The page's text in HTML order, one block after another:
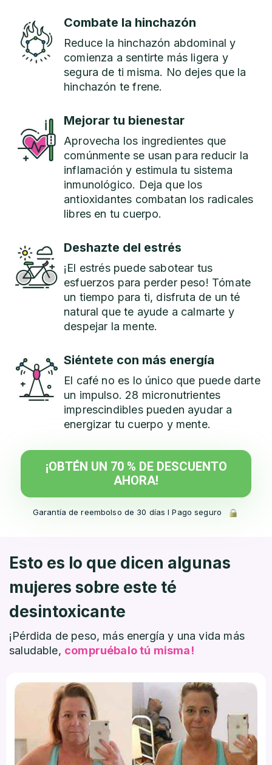
Combate la hinchazón
Reduce la hinchazón abdominal y
comienza a sentirte más ligera y
segura de ti misma. No dejes que la
hinchazón te frene.
Mejorar tu bienestar
Aprovecha los ingredientes que
comúnmente se usan para reducir la
inflamación y estimula tu sistema
inmunológico. Deja que los
antioxidantes combatan los radicales
libres en tu cuerpo.
Deshazte del estrés
¡El estrés puede sabotear tus
esfuerzos para perder peso! Tómate
un tiempo para ti, disfruta de un té
natural que te ayude a calmarte y
despejar la mente.
Siéntete con más energía
El café no es lo único que puede darte
un impulso. 28 micronutrientes
imprescindibles pueden ayudar a
energizar tu cuerpo y mente.
¡OBTÉN UN 70 % DE DESCUENTO
AHORA!
Garantía de reembolso de 30 días l Pago seguro
Esto es lo que dicen algunas
mujeres sobre este té
desintoxicante
¡Pérdida de peso, más energía y una vida más
saludable, compruébalo tú misma!